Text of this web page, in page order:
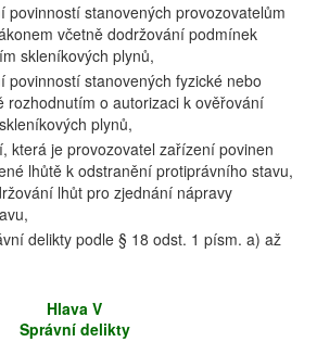
povinností stanovených provozovatelům
včetně dodržování podmínek
skleníkových plynů,
povinností stanovených fyzické nebo
rozhodnutím o autorizaci k ověřování
plynů,
která je provozovatel zařízení povinen
lhůtě k odstranění protiprávního stavu,
lhůt pro zjednání nápravy
delikty podle § 18 odst. 1 písm. a) až
Hlava V
Správní delikty